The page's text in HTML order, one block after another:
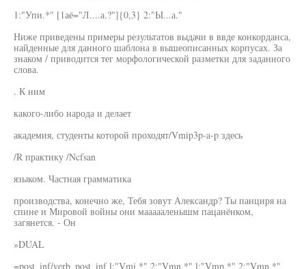
1:"Упи.*" [1аё="Л....а.?"]{0,3} 2:"Ы...а."
Ниже приведены примеры результатов выдачи в ввде конкорданса,
найденные для данного шаблона в вышеописанных корпусах. За
знаком / приводится тег морфологической разметки для заданного
слова.
. К ним
какого-либо народа и делает
академия, студенты которой проходят/Vmip3p-a-p здесь
/R практику /Ncfsan
языком. Частная грамматика
производства, конечно же, Тебя зовут Александр? Ты панциря на
спине и Мировой войны они маааааленышм пацанёнком,
загянется. - Он
»DUAL
=post_inf/verb_post_inf l:"Vmi.*" 2:"Vmn.*" l:"Vmp.*" 2:"Vmn.*"